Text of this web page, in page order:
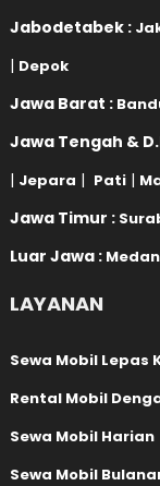
Jabodetabek :
| Depok
Jawa Barat :
Jawa Tengah &
| Jepara | Pati |
Jawa Timur :
Luar Jawa : Medan
LAYANAN
Sewa Mobil Lepas
Rental Mobil
Sewa Mobil Harian
Sewa Mobil